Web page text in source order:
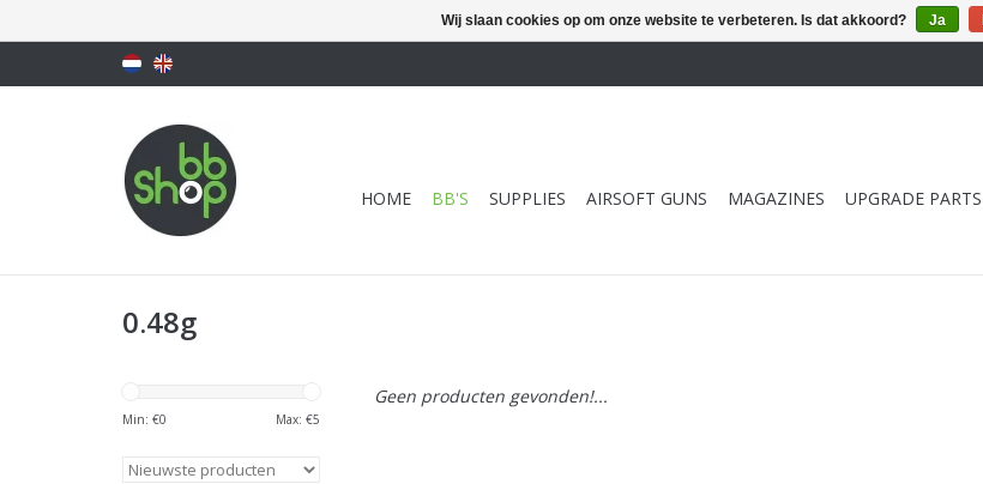
HOME BB'S SUPPLIES AIRSOFT GUNS MAGAZINES UPGRADE PARTS
0.48g
Min: €0 Max: €5
Geen producten gevonden!...
Wij slaan cookies op om onze website te verbeteren. Is dat akkoord? Ja